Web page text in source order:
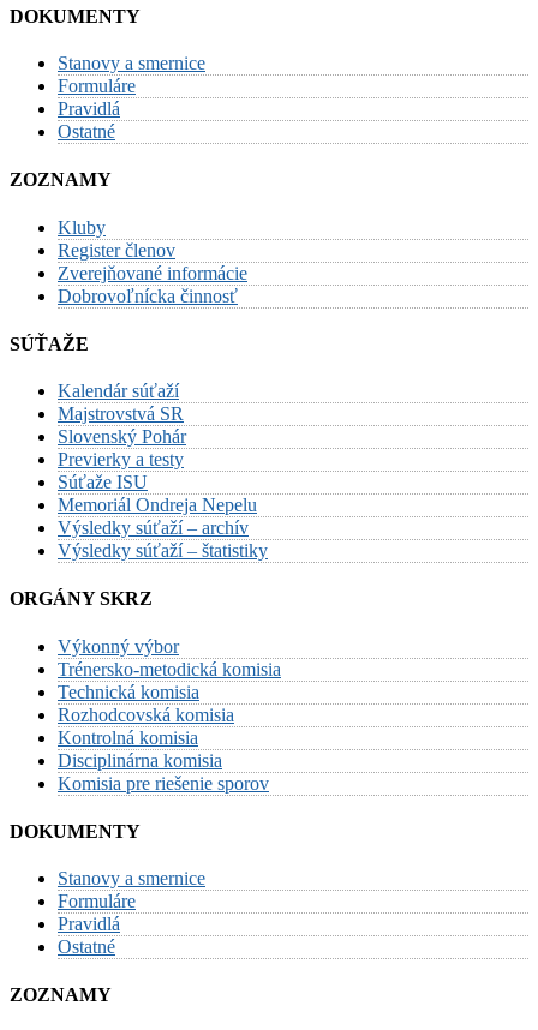
DOKUMENTY
Stanovy a smernice
Formuláre
Pravidlá
Ostatné
ZOZNAMY
Kluby
Register členov
Zverejňované informácie
Dobrovoľnícka činnosť
SÚŤAŽE
Kalendár súťaží
Majstrovstvá SR
Slovenský Pohár
Previerky a testy
Súťaže ISU
Memoriál Ondreja Nepelu
Výsledky súťaží – archív
Výsledky súťaží – štatistiky
ORGÁNY SKRZ
Výkonný výbor
Trénersko-metodická komisia
Technická komisia
Rozhodcovská komisia
Kontrolná komisia
Disciplinárna komisia
Komisia pre riešenie sporov
DOKUMENTY
Stanovy a smernice
Formuláre
Pravidlá
Ostatné
ZOZNAMY